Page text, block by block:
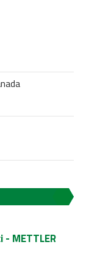
METTLER